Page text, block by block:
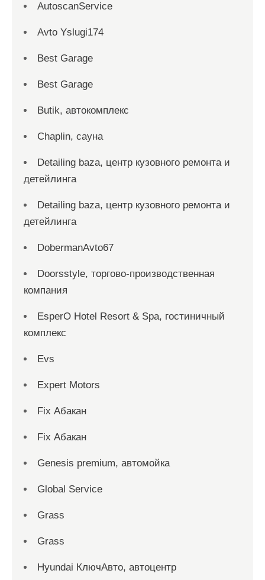
AutoscanService
Avto Yslugi174
Best Garage
Best Garage
Butik, автокомплекс
Chaplin, сауна
Detailing baza, центр кузовного ремонта и
детейлинга
Detailing baza, центр кузовного ремонта и
детейлинга
DobermanAvto67
Doorsstyle, торгово-производственная
компания
EsperO Hotel Resort & Spa, гостиничный
комплекс
Evs
Expert Motors
Fix Абакан
Fix Абакан
Genesis premium, автомойка
Global Service
Grass
Grass
Hyundai КлючАвто, автоцентр